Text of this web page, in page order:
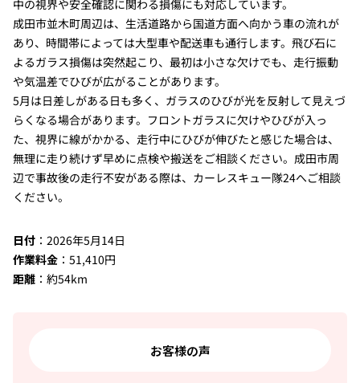
中の視界や安全確認に関わる損傷にも対応しています。
成田市並木町周辺は、生活道路から国道方面へ向かう車の流れが
あり、時間帯によっては大型車や配送車も通行します。飛び石に
よるガラス損傷は突然起こり、最初は小さな欠けでも、走行振動
や気温差でひびが広がることがあります。
5月は日差しがある日も多く、ガラスのひびが光を反射して見えづ
らくなる場合があります。フロントガラスに欠けやひびが入っ
た、視界に線がかかる、走行中にひびが伸びたと感じた場合は、
無理に走り続けず早めに点検や搬送をご相談ください。成田市周
辺で事故後の走行不安がある際は、カーレスキュー隊24へご相談
ください。
日付：2026年5月14日
作業料金：51,410円
距離：約54km
お客様の声